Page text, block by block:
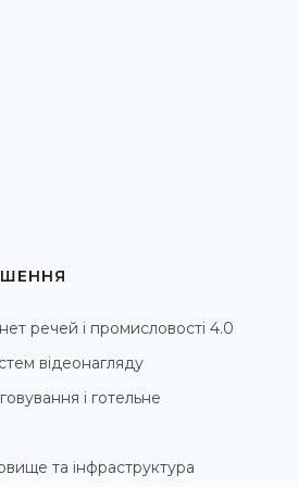
речей і промисловості 4.0
відеонагляду
і готельне
та інфраструктура